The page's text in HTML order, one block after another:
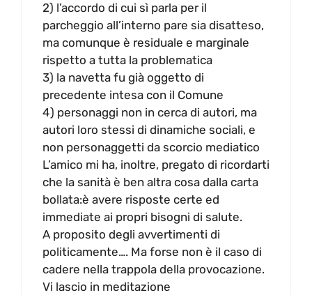
2) l’accordo di cui sì parla per il
parcheggio all’interno pare sia disatteso,
ma comunque è residuale e marginale
rispetto a tutta la problematica
3) la navetta fu già oggetto di
precedente intesa con il Comune
4) personaggi non in cerca di autori, ma
autori loro stessi di dinamiche sociali, e
non personaggetti da scorcio mediatico
L’amico mi ha, inoltre, pregato di ricordarti
che la sanità è ben altra cosa dalla carta
bollata:è avere risposte certe ed
immediate ai propri bisogni di salute.
A proposito degli avvertimenti di
politicamente…. Ma forse non è il caso di
cadere nella trappola della provocazione.
Vi lascio in meditazione